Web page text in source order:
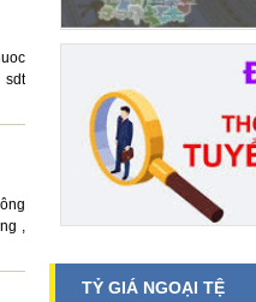
sdt
,
TỶ GIÁ NGOẠI TỆ